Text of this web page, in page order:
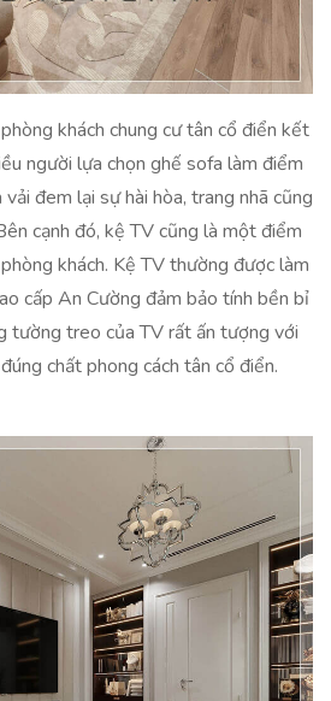
khách chung cư tân cổ điển kết
người lựa chọn ghế sofa làm điểm
đem lại sự hài hòa, trang nhã cũng
cạnh đó, kệ TV cũng là một điểm
khách. Kệ TV thường được làm
cấp An Cường đảm bảo tính bền bỉ
tường treo của TV rất ấn tượng với
chất phong cách tân cổ điển.